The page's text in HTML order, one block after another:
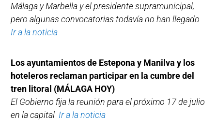
Málaga y Marbella y el presidente supramunicipal,
pero algunas convocatorias todavía no han llegado
Ir a la noticia
Los ayuntamientos de Estepona y Manilva y los
hoteleros reclaman participar en la cumbre del
tren litoral (MÁLAGA HOY)
El Gobierno fija la reunión para el próximo 17 de julio
en la capital Ir a la noticia